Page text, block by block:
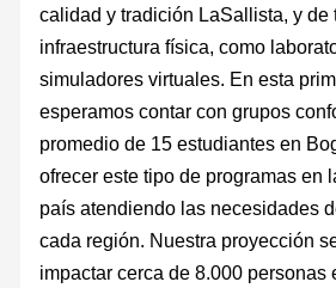
calidad y tradición LaSallista, y de
infraestructura física, como
simuladores virtuales. En esta
esperamos contar con grupos
promedio de 15 estudiantes en
ofrecer este tipo de programas en
país atendiendo las necesidades
cada región. Nuestra proyección
impactar cerca de 8.000 personas